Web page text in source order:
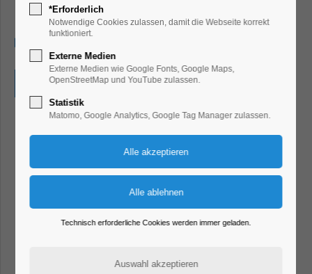
Ausstellung, Kunst
Eintritt frei
*Erforderlich
Notwendige Cookies zulassen, damit die Webseite korrekt
funktioniert.
Externe Medien
Externe Medien wie Google Fonts, Google Maps,
OpenStreetMap und YouTube zulassen.
Statistik
Matomo, Google Analytics, Google Tag Manager zulassen.
Technisch erforderliche Cookies werden immer geladen.